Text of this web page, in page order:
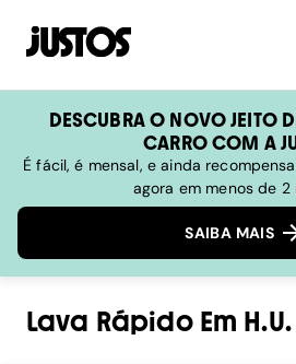
DESCUBRA O NOVO JEITO
CARRO COM A
É fácil, é mensal, e ainda
agora em menos de 2
SAIBA MAIS
Lava RápidoEm H.u.